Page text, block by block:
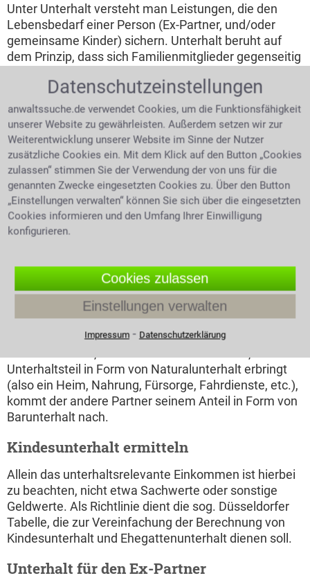
Unter Unterhalt versteht man Leistungen, die den
Lebensbedarf einer Person (Ex-Partner, und/oder
gemeinsame Kinder) sichern. Unterhalt beruht auf
dem Prinzip, dass sich Familienmitglieder gegenseitig
Unterhaltspflicht in Deutschland. Zu Unterhalt
verpflichtet wird man nicht nur von rechts wegen,
auch Vertragsvereinbarungen können zur
Unterhaltspflicht führen.
Alimente - Zahlung von Unterhalt
Damit ist der finanzielle Beitrag des Unterhaltes
gemeint. Beide Eltern sind unterhaltspflichtig, jedoch
ist darauf Rücksicht zu nehmen wie die persönlichen
Lebensverhältnisse sind. Beide Elternteile sind den
Es gibt zwei große Unterhaltsarten: den
Ehegattenunterhalt  bis zur Scheidung spricht man
hier vom Trennungsunterhalt, danach vom
nachehelichen Unterhalt - und den Kindesunterhalt.
Lediglich die Bezahlung unterscheidet sich: Während
Unterhaltsteil in Form von Naturalunterhalt erbringt
(also ein Heim, Nahrung, Fürsorge, Fahrdienste, etc.),
kommt der andere Partner seinem Anteil in Form von
Barunterhalt nach.
Kindesunterhalt ermitteln
Allein das unterhaltsrelevante Einkommen ist hierbei
zu beachten, nicht etwa Sachwerte oder sonstige
Geldwerte. Als Richtlinie dient die sog. Düsseldorfer
Tabelle, die zur Vereinfachung der Berechnung von
Kindesunterhalt und Ehegattenunterhalt dienen soll.
Unterhalt für den Ex-Partner
Datenschutzeinstellungen
anwaltssuche.de verwendet Cookies, um die Funktionsfähigkeit
unserer Website zu gewährleisten. Außerdem setzen wir zur
Weiterentwicklung unserer Website im Sinne der Nutzer
zusätzliche Cookies ein. Mit dem Klick auf den Button „Cookies
zulassen“ stimmen Sie der Verwendung der von uns für die
genannten Zwecke eingesetzten Cookies zu. Über den Button
„Einstellungen verwalten“ können Sie sich über die eingesetzten
Cookies informieren und den Umfang Ihrer Einwilligung
konfigurieren.
Cookies zulassen
Einstellungen verwalten
Impressum⁃ Datenschutzerklärung